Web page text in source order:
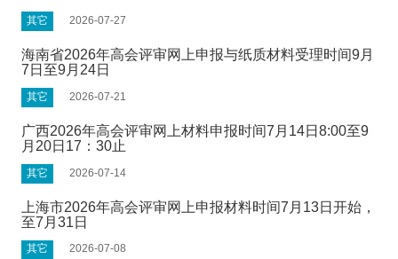
其它 2026-07-27
海南省2026年高会评审网上申报与纸质材料受理时间9月
7日至9月24日
其它 2026-07-21
广西2026年高会评审网上材料申报时间7月14日8:00至9
月20日17：30止
其它 2026-07-14
上海市2026年高会评审网上申报材料时间7月13日开始，
至7月31日
其它 2026-07-08